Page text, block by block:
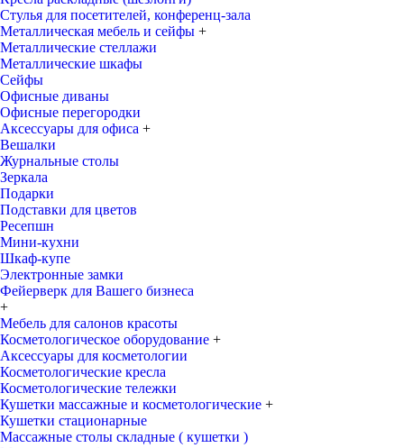
Стулья для посетителей, конференц-зала
Металлическая мебель и сейфы +
Металлические стеллажи
Металлические шкафы
Сейфы
Офисные диваны
Офисные перегородки
Аксессуары для офиса +
Вешалки
Журнальные столы
Зеркала
Подарки
Подставки для цветов
Ресепшн
Мини-кухни
Шкаф-купе
Электронные замки
Фейерверк для Вашего бизнеса
+
Мебель для салонов красоты
Косметологическое оборудование +
Аксессуары для косметологии
Косметологические кресла
Косметологические тележки
Кушетки массажные и косметологические +
Кушетки стационарные
Массажные столы складные ( кушетки )